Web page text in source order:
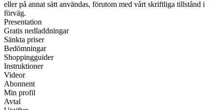
eller på annat sätt användas, förutom med vårt skriftliga tillstånd i
förväg.
Presentation
Gratis nedladdningar
Sänkta priser
Bedömningar
Shoppingguider
Instruktioner
Videor
Abonnent
Min profil
Avtal